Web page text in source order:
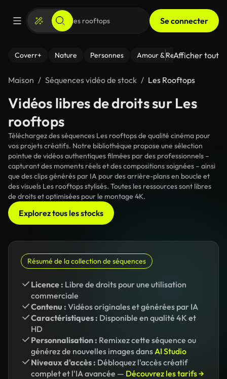
Se connecter
Coverr+ Nature Personnes Amour & Relations Le
Afficher tout
Maison Séquences vidéo de stock Les Rooftops
Vidéos libres de droits sur Les
rooftops
Téléchargez des séquences Les rooftops de qualité cinéma pour
vos projets créatifs. Notre bibliothèque propose une sélection
pointue de vidéos authentiques filmées par des professionnels –
capturant des moments réels et des compositions soignées – ainsi
que des clips générés par IA pour des arrière-plans en boucle et
des visuels Les rooftops stylisés. Toutes les ressources sont libres
de droits et optimisées pour le montage 4K.
Explorez tous les stocks
Résumé de la collection de séquences
Licence : Libre de droits pour une utilisation
commerciale
Contenu : Vidéos originales et générées par IA
Caractéristiques : Disponible en qualité 4K et
HD
Personnalisation : Remixez cette séquence ou
générez de nouvelles images dansAI Studio
Niveaux d'accès : Débloquez l'accès créatif
complet et l'IA avancée — Découvrez les tarifs →